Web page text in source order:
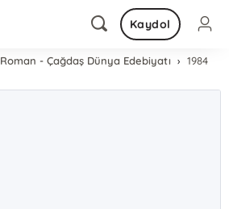
Kaydol
Roman - Çağdaş Dünya Edebiyatı 1984